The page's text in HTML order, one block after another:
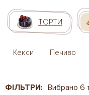
ТОРТИ
Кекси Печиво
ФІЛЬТРИ: Вибрано 6